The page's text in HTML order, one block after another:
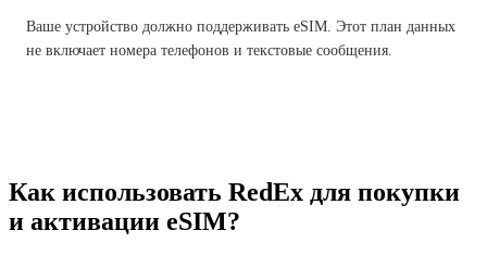
Ваше устройство должно поддерживать eSIM. Этот план данных
не включает номера телефонов и текстовые сообщения.
Как использовать RedEx для покупки
и активации eSIM?